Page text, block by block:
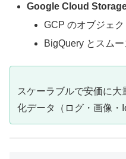
Google Cloud
GCP のオブジェ
BigQuery とスム
スケーラブルで安価に
化データ（ログ・画像・